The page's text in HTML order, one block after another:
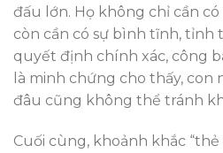
đấu lớn. Họ không chỉ cần
còn cần có sự bình tĩnh, tỉnh
quyết định chính xác, công
là minh chứng cho thấy, con
đâu cũng không thể tránh
Cuối cùng, khoảnh khắc